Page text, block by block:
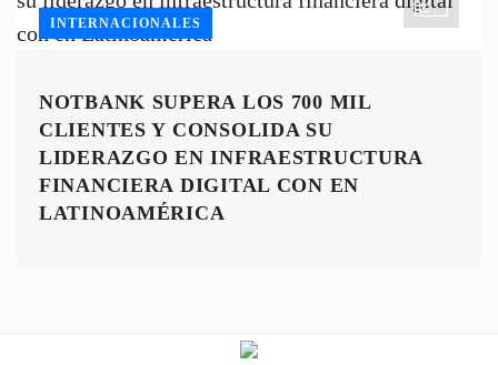
INTERNACIONALES
NOTBANK SUPERA LOS 700 MIL
CLIENTES Y CONSOLIDA SU
LIDERAZGO EN INFRAESTRUCTURA
FINANCIERA DIGITAL CON EN
LATINOAMÉRICA